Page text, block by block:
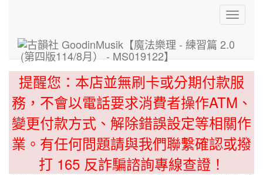
Toggle
提醒您：本店並無刷卡或分期付款服
務，不會以電話要求消費者操作ATM、
變更付款方式、解除錯誤設定等相關作
業。有任何問題請與我們聯繫確認或撥
打 165 反詐騙諮詢專線查證！